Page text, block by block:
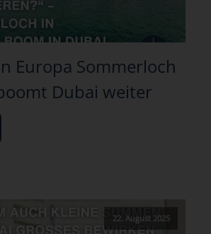
Europa Sommerloch
Dubai weiter
22. August 2025